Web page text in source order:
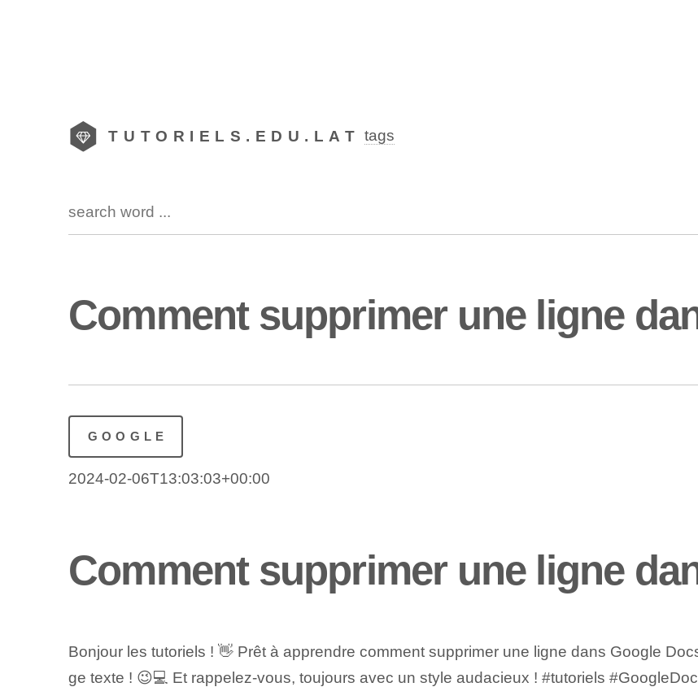
TUTORIELS.EDU.LAT tags
Comment supprimer une ligne
GOOGLE
2024-02-06T13:03:03+00:00
Comment supprimer une ligne
Bonjour les tutoriels ! 👋 Prêt à apprendre comment supprimer une ligne dans Google
ge texte ! 😉💻 Et rappelez-vous, toujours avec un style audacieux ! #tutoriels